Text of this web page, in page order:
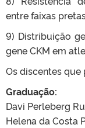
entre faixas
9) Distribuição
gene CKM em
Os discentes
Graduação:
Davi Perleberg
Helena da Costa